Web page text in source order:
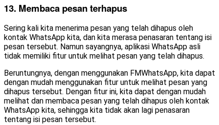
13. Membaca pesan terhapus
Sering kali kita menerima pesan yang telah dihapus oleh
kontak WhatsApp kita, dan kita merasa penasaran tentang isi
pesan tersebut. Namun sayangnya, aplikasi WhatsApp asli
tidak memiliki fitur untuk melihat pesan yang telah dihapus.
Beruntungnya, dengan menggunakan FMWhatsApp, kita dapat
dengan mudah menggunakan fitur untuk melihat pesan yang
dihapus tersebut. Dengan fitur ini, kita dapat dengan mudah
melihat dan membaca pesan yang telah dihapus oleh kontak
WhatsApp kita, sehingga kita tidak akan lagi penasaran
tentang isi pesan tersebut.